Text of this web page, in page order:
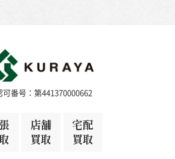
可番号：第441370000662
店舗
買取
宅配
買取